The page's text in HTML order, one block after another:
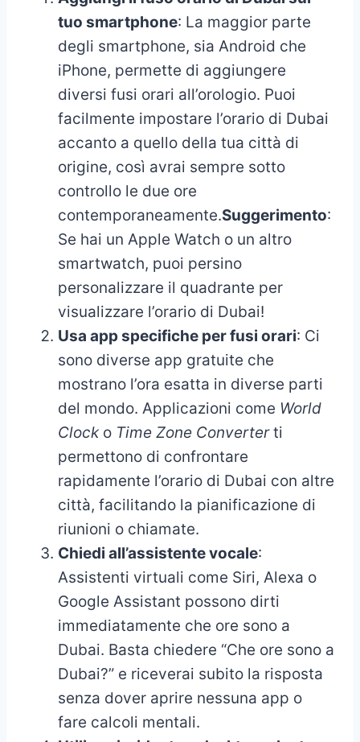
tuo smartphone: La maggior parte
degli smartphone, sia Android che
iPhone, permette di aggiungere
diversi fusi orari all’orologio. Puoi
facilmente impostare l’orario di Dubai
accanto a quello della tua città di
origine, così avrai sempre sotto
controllo le due ore
contemporaneamente.Suggerimento:
Se hai un Apple Watch o un altro
smartwatch, puoi persino
personalizzare il quadrante per
visualizzare l’orario di Dubai!
Usa app specifiche per fusi orari: Ci
sono diverse app gratuite che
mostrano l’ora esatta in diverse parti
del mondo. Applicazioni come World
Clocko Time Zone Converterti
permettono di confrontare
rapidamente l’orario di Dubai con altre
città, facilitando la pianificazione di
riunioni o chiamate.
Chiedi all’assistente vocale:
Assistenti virtuali come Siri, Alexa o
Google Assistant possono dirti
immediatamente che ore sono a
Dubai. Basta chiedere “Che ore sono a
Dubai?” e riceverai subito la risposta
senza dover aprire nessuna app o
fare calcoli mentali.